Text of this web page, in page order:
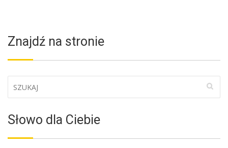
Znajdź na stronie
Słowo dla Ciebie